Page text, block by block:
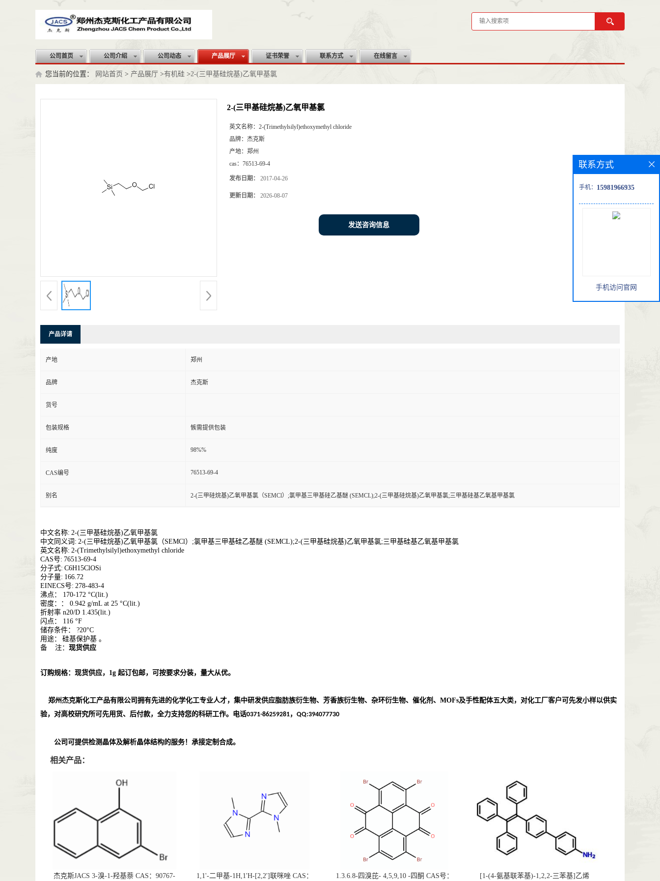
公司首页 公司介绍 公司动态 产品展厅 证书荣誉 联系方式 在线留言
您当前的位置： 网站首页 > 产品展厅 >有机硅 >2-(三甲基硅烷基)乙氧甲基氯
2-(三甲基硅烷基)乙氧甲基氯
英文名称： 2-(Trimethylsilyl)ethoxymethyl chloride
品牌： 杰克斯
产地： 郑州
cas： 76513-69-4
发布日期： 2017-04-26
更新日期： 2026-08-07
发送咨询信息
产品详请
产地 郑州
品牌 杰克斯
货号
包装规格 愱需提供包装
纯度 98%%
CAS编号 76513-69-4
别名 2-(三甲硅烷基)乙氧甲基氯（SEMCl）;氯甲基三甲基硅乙基醚 (SEMCL);2-(三甲基硅烷基)乙氧甲基氯;三甲基硅基乙氧基甲基氯
中文名称: 2-(三甲基硅烷基)乙氧甲基氯
中文同义词 : 2-(三甲硅烷基)乙氧甲基氯（SEMCl）;氯甲基三甲基硅乙基醚 (SEMCL);2-(三甲基硅烷基)乙氧甲基氯;三甲基硅基乙氧基甲基氯
英文名称: 2-(Trimethylsilyl)ethoxymethyl chloride
CAS号: 76513-69-4
分子式: C6H15ClOSi
分子量: 166.72
EINECS号: 278-483-4
沸点：
170-172 °C(lit.)
密度：：
0.942 g/mL at 25 °C(lit.)
折射率 n20/D 1.435(lit.)
闪点：
116 °F
储存条件：
?20°C
用途：
硅基保护基 。
备
注： 现货供应
订购规格：现货供应， 1g 起订包邮，可按要求分装，量大从优。
郑州杰克斯化工产品有限公司拥有先进的化学化工专业人才，集中研发供应脂肪族衍生物、芳香族衍生物、杂环衍生物、催化剂、 MOFs及手性配体五大类，对化工厂客户可先发小样以供实
验，对高校研究所可先用货、后付款，全力支持您的科研工作。电话0371-86259281， QQ:394077730
公司可提供检测晶体及解析晶体结构的服务！承接定制合成。
相关产品：
杰克斯JACS 3-溴-1-羟基萘 CAS：90767- 1,1'-二甲基-1H,1'H-[2,2']联咪唑 CAS： 1.3.6.8-四溴芘- 4,5,9,10 -四酮 CAS号： [1-(4-氨基联苯基)-1,2,2-三苯基]乙烯
联系方式
手机： 15981966935
手机访问官网